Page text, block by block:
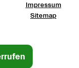
Impressum
Sitemap